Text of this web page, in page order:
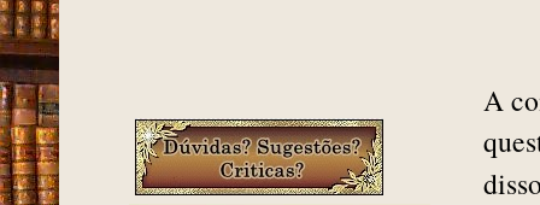
A